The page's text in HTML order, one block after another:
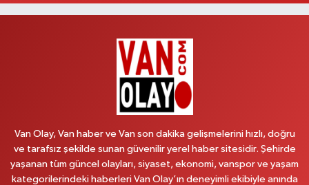
HEKİM HASTANESİ ACİL KARŞISI
Yol Tarifi Al
MAHMUDİYE MAH.ATATÜRK CAD.NO:17B
0 (531) 621 69 65 Yol Tarifi Al
Onay Eczanesi
Van Olay, Van haber ve Van son dakika gelişmelerini hızlı, doğru
ve tarafsız şekilde sunan güvenilir yerel haber sitesidir. Şehirde
yaşanan tüm güncel olayları, siyaset, ekonomi, vanspor ve yaşam
kategorilerindeki haberleri Van Olay’ın deneyimli ekibiyle anında